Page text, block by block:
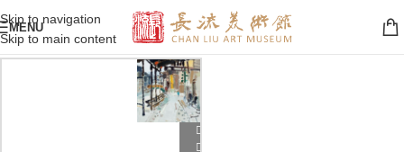
Skip to navigation
Skip to main content
MENU